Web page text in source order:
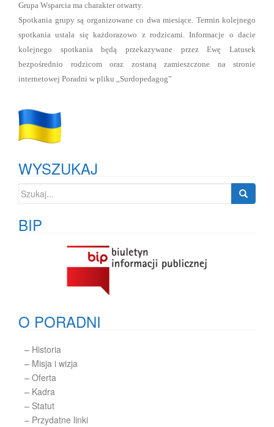
Grupa Wsparcia ma charakter otwarty.
Spotkania grupy są organizowane co dwa miesiące. Termin kolejnego
spotkania ustala się każdorazowo z rodzicami. Informacje o dacie
kolejnego spotkania będą przekazywane przez Ewę Latusek
bezpośrednio rodzicom oraz zostaną zamieszczone na stronie
internetowej Poradni w pliku „Surdopedagog”
WYSZUKAJ
Szukaj:
BIP
O PORADNI
– Historia
– Misja i wizja
– Oferta
– Kadra
– Statut
– Przydatne linki